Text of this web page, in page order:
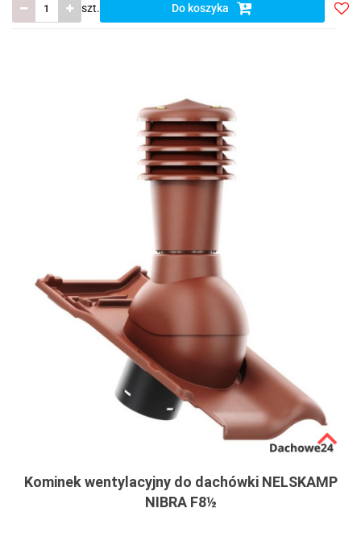
szt. Do koszyka
Kominek wentylacyjny do dachówki NELSKAMP
NIBRA F8½